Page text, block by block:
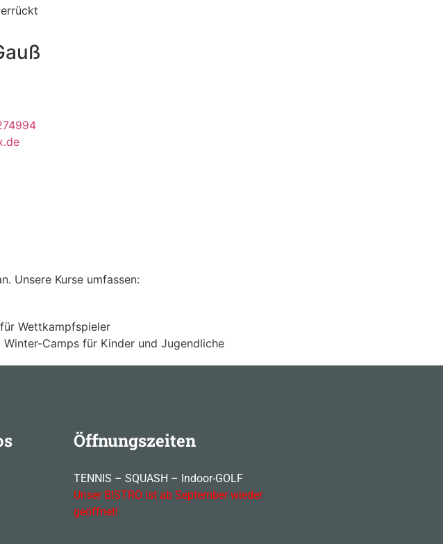
Unsere Kurse umfassen:
Wettkampfspieler
Winter-Camps für Kinder und Jugendliche
Öffnungszeiten
TENNIS – SQUASH – Indoor-GOLF
Unser BISTRO ist ab September wieder
geöffnet!